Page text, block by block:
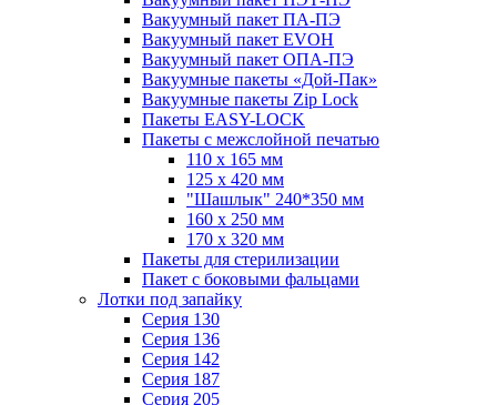
Вакуумный пакет ПА-ПЭ
Вакуумный пакет EVOH
Вакуумный пакет ОПА-ПЭ
Вакуумные пакеты «Дой-Пак»
Вакуумные пакеты Zip Lock
Пакеты EASY-LOCK
Пакеты с межслойной печатью
110 x 165 мм
125 x 420 мм
"Шашлык" 240*350 мм
160 x 250 мм
170 x 320 мм
Пакеты для стерилизации
Пакет с боковыми фальцами
Лотки под запайку
Серия 130
Серия 136
Серия 142
Серия 187
Серия 205